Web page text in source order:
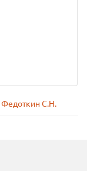
Федоткин С.Н.